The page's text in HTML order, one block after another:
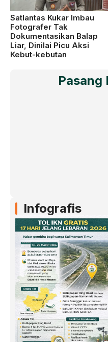
Satlantas Kukar Imbau
Fotografer Tak
Dokumentasikan Balap
Liar, Dinilai Picu Aksi
Kebut-kebutan
Pasang
Infografis